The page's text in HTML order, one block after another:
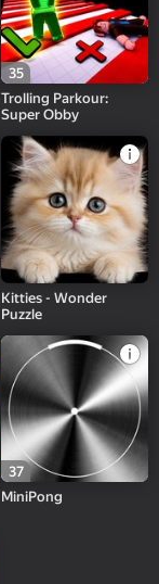
35
Trolling Parkour:
Super Obby
Kitties - Wonder
Puzzle
37
MiniPong